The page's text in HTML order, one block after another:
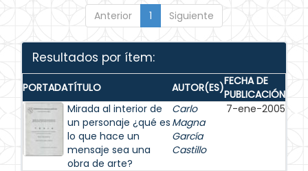
Anterior 1 Siguiente
Resultados por ítem:
PORTADATÍTULO AUTOR(ES)FECHA DE
PUBLICACIÓN
Mirada al interior de
un personaje ¿qué es
lo que hace un
mensaje sea una
obra de arte?
Carlo
Magna
García
Castillo
7-ene-2005